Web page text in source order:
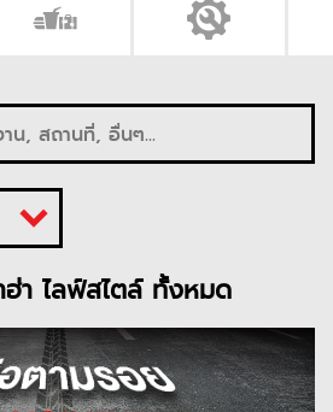
า ไลฟ์สไตล์ ทั้งหมด